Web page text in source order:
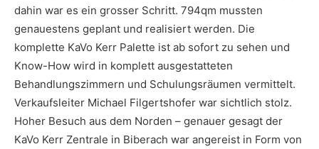
dahin war es ein grosser Schritt. 794qm mussten
genauestens geplant und realisiert werden. Die
komplette KaVo Kerr Palette ist ab sofort zu sehen und
Know-How wird in komplett ausgestatteten
Behandlungszimmern und Schulungsräumen vermittelt.
Verkaufsleiter Michael Filgertshofer war sichtlich stolz.
Hoher Besuch aus dem Norden – genauer gesagt der
KaVo Kerr Zentrale in Biberach war angereist in Form von